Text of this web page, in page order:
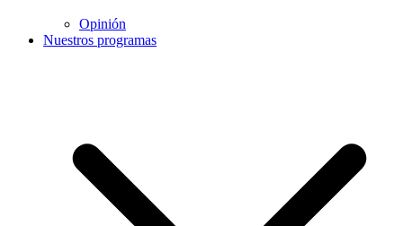
Opinión
Nuestros programas